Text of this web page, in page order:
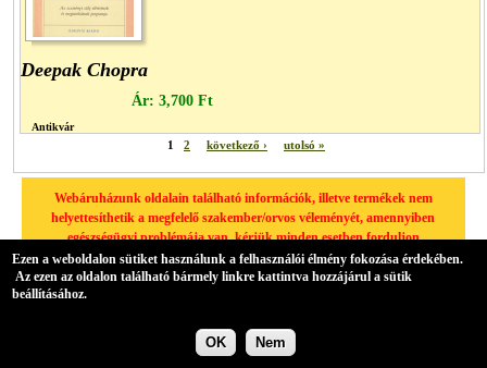
Deepak Chopra
Ár: 3,700 Ft
Antikvár
1 2 következő › utolsó »
Webáruházunk oldalain található információk, illetve termékek nem
helyettesíthetik a megfelelő szakember/orvos véleményét, amennyiben
egészségügyi problémája van, kérjük minden esetben forduljon
háziorvosához.
A hátteret az Übercart biztosítja.
Ezen a weboldalon sütiket használunk a felhasználói élmény fokozása érdekében.
Az ezen az oldalon található bármely linkre kattintva hozzájárul a sütik
beállításához.
OK Nem